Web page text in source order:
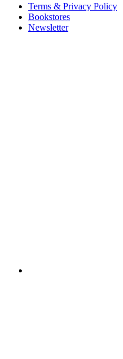
Terms & Privacy Policy
Bookstores
Newsletter